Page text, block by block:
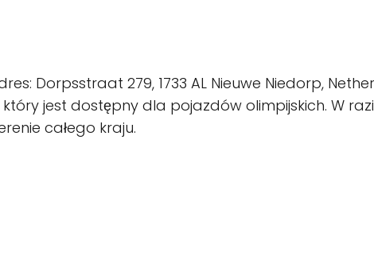
Dorpsstraat 279, 1733 AL Nieuwe Niedorp,
jest dostępny dla pojazdów olimpijskich. W
całego kraju.